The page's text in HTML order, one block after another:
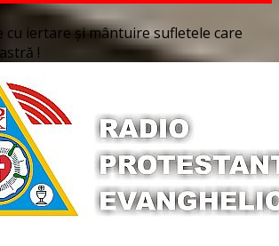
cu iertare și mântuire sufletele care
!